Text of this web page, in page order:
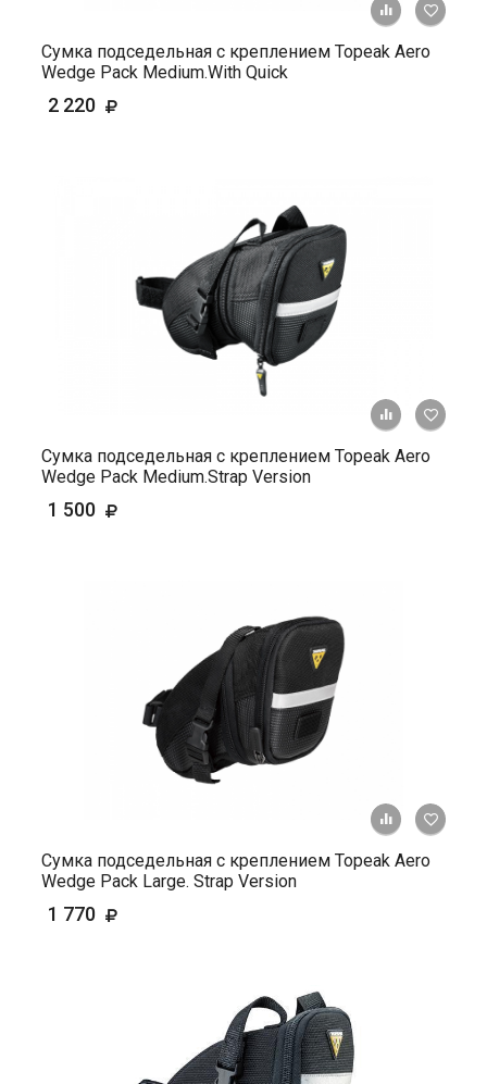
+ К
Сумка подседельная с креплением Topeak Aero
Wedge Pack Medium.With Quick
2 220
+ К
Сумка подседельная с креплением Topeak Aero
Wedge Pack Medium.Strap Version
1 500
+ К
Сумка подседельная с креплением Topeak Aero
Wedge Pack Large. Strap Version
1 770